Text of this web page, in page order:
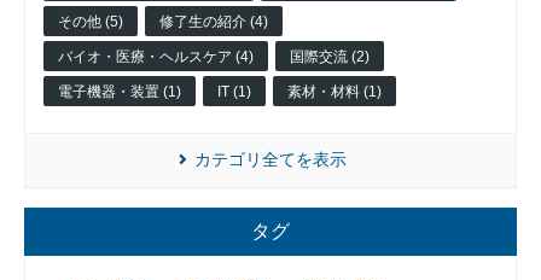
業その他 (5) 修了生の紹介 (4)
バイオ・医療・ヘルスケア (4) 国際交流 (2)
電子機器・装置 (1) IT (1) 素材・材料 (1)
カテゴリ全てを表示
タグ